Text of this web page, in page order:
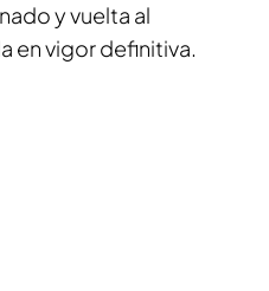
y vuelta al
en vigor definitiva.